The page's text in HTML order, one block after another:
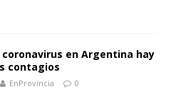
coronavirus en Argentina hay
contagios
EnProvincia 0